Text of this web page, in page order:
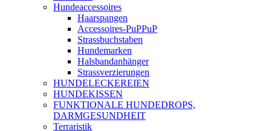
Hundeaccessoires
Haarspangen
Accessoires-PuPPuP
Strassbuchstaben
Hundemarken
Halsbandanhänger
Strassverzierungen
HUNDELECKEREIEN
HUNDEKISSEN
FUNKTIONALE HUNDEDROPS,
DARMGESUNDHEIT
Terraristik